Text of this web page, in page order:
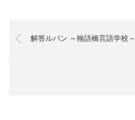
解答ルパン ～翰語橋言語学校～